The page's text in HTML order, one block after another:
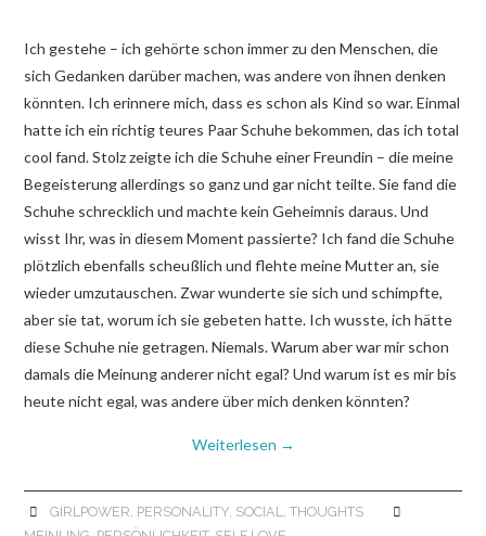
Ich gestehe – ich gehörte schon immer zu den Menschen, die
sich Gedanken darüber machen, was andere von ihnen denken
könnten. Ich erinnere mich, dass es schon als Kind so war. Einmal
hatte ich ein richtig teures Paar Schuhe bekommen, das ich total
cool fand. Stolz zeigte ich die Schuhe einer Freundin – die meine
Begeisterung allerdings so ganz und gar nicht teilte. Sie fand die
Schuhe schrecklich und machte kein Geheimnis daraus. Und
wisst Ihr, was in diesem Moment passierte? Ich fand die Schuhe
plötzlich ebenfalls scheußlich und flehte meine Mutter an, sie
wieder umzutauschen. Zwar wunderte sie sich und schimpfte,
aber sie tat, worum ich sie gebeten hatte. Ich wusste, ich hätte
diese Schuhe nie getragen. Niemals. Warum aber war mir schon
damals die Meinung anderer nicht egal? Und warum ist es mir bis
heute nicht egal, was andere über mich denken könnten?
Weiterlesen →
GIRLPOWER, PERSONALITY, SOCIAL, THOUGHTS